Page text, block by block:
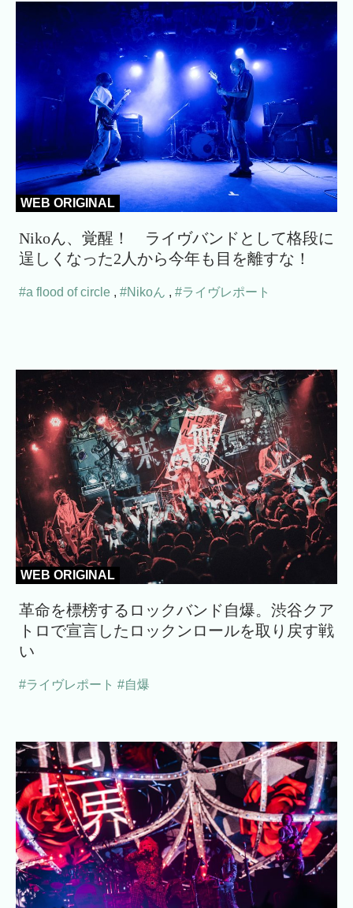
WEB ORIGINAL
Nikoん、覚醒！ ライヴバンドとして格段に
逞しくなった2人から今年も目を離すな！
#a flood of circle , #Nikoん , #ライヴレポート
WEB ORIGINAL
革命を標榜するロックバンド自爆。渋谷クア
トロで宣言したロックンロールを取り戻す戦
い
#ライヴレポート #自爆